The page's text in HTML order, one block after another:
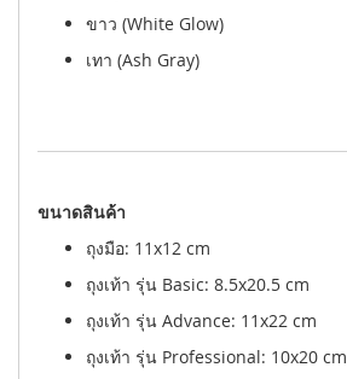
ขาว (White Glow)
เทา (Ash Gray)
ขนาดสินค้า
ถุงมือ: 11x12 cm
ถุงเท้า รุ่น Basic: 8.5x20.5 cm
ถุงเท้า รุ่น Advance: 11x22 cm
ถุงเท้า รุ่น Professional: 10x20 cm